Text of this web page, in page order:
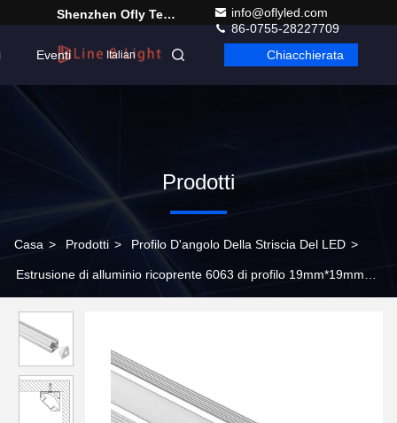
Shenzhen Ofly Technology Co.,Limited
info@oflyled.com
86-0755-28227709
Eventi Italian Chiacchierata
Prodotti
Casa > Prodotti > Profilo D'angolo Della Striscia Del LED >
Estrusione di alluminio ricoprente 6063 di profilo 19mm*19mm